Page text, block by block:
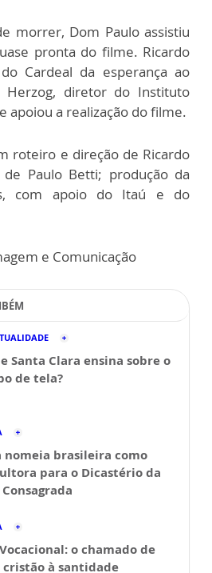
morrer, Dom Paulo assistiu
pronta do filme. Ricardo
Cardeal da esperança ao
Herzog, diretor do Instituto
apoiou a realização do filme.
roteiro e direção de Ricardo
de Paulo Betti; produção da
com apoio do Itaú e do
e Comunicação
Santa Clara ensina sobre o
de tela?
nomeia brasileira como
para o Dicastério da
o chamado de
à santidade